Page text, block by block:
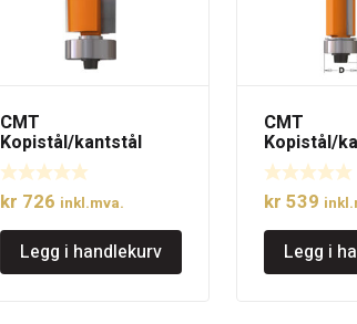
CMT
Kopistål/kantstål
19mm med kulelager
kr 726 inkl.mva.
Legg i handlekurv
CMT
Kopistål/
9,5mm
kr 539
Legg i